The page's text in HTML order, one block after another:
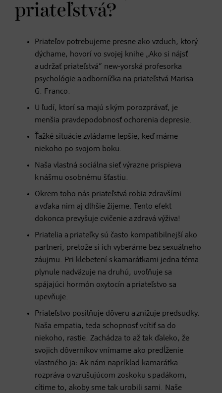
priateľstvá?
Priateľov potrebujeme presne ako vzduch, ktorý
dýchame, hovorí vo svojej knihe „Ako si nájsť
a udržať priateľstvá“ new-yorská profesorka
psychológie a odborníčka na priateľstvá Marisa
G. Franco.
​U ľudí, ktorí sa majú s kým porozprávať, je
menšia pravdepodobnosť ochorenia depresie.
Ťažké situácie zvládame lepšie, keď máme
niekoho po svojom boku.
Naša vlastná sociálna sieť výrazne prispieva
k nášmu osobnému šťastiu.
Okrem toho nás priateľstvá robia zdravšími
a vďaka nim aj dlhšie žijeme. Tento efekt
dokonca prevyšuje cvičenie a zdravá výživa!
Priatelia a priateľky sú často kompatibilnejší ako
partneri, pretože si ich vyberáme bez sexuálneho
záujmu. Pri klebetení s kamarátkami jedna téma
plynule nadväzuje na druhú, uvoľňuje sa
spájajúci hormón oxytocín a priateľstvo sa
upevňuje.
Priateľstvo posilňuje dôveru a znižuje predsudky.
Naša empatia, teda schopnosť vcítiť sa do
niekoho, rastie. Zachádza to až tak ďaleko, že
svojich dôverníkov vnímame ako predĺženie
vlastného ja: Ak nám napríklad kamarátka
rozpráva o vzrušujúcom zoskoku s padákom,
cítime to, akoby sme tak urobili sami. Naše